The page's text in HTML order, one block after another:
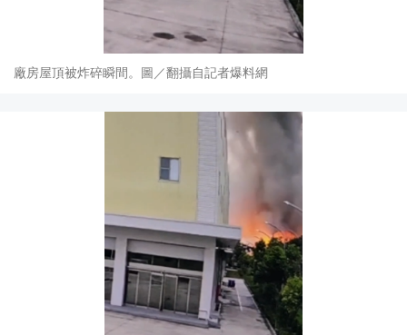
廠房屋頂被炸碎瞬間。圖／翻攝自記者爆料網